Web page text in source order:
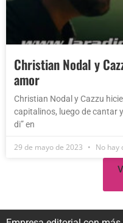
Christian Nodal y
amor
Christian Nodal y Cazzu
capitalinos, luego de cantar
di” en
29 de mayo de 2023 No hay